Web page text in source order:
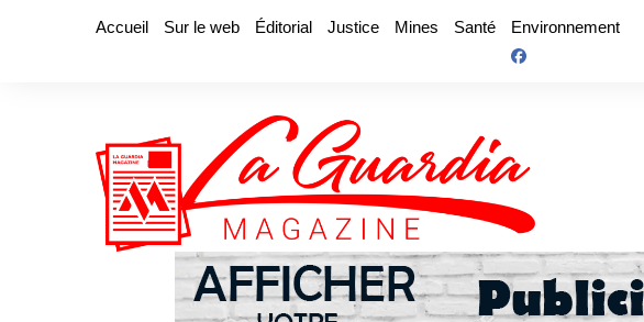
Accueil Sur le web Éditorial Justice Mines Santé Environnement